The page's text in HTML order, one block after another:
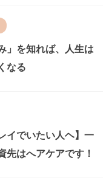
」を知れば、人生は
なる
イでいたい人ヘ】一
先はへアケアです！